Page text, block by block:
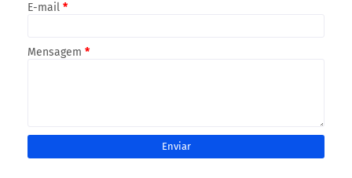
E-mail *
Mensagem *